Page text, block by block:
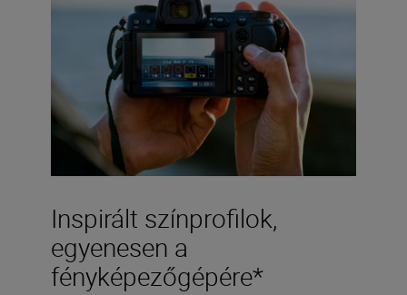
Inspirált színprofilok,
egyenesen a
fényképezőgépére*